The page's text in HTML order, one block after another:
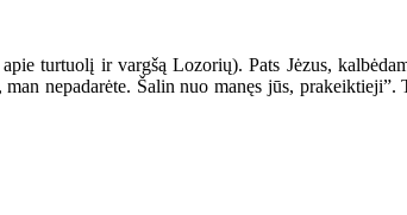
turtuolį ir vargšą Lozorių). Pats Jėzus,
nepadarėte. Šalin nuo manęs jūs,